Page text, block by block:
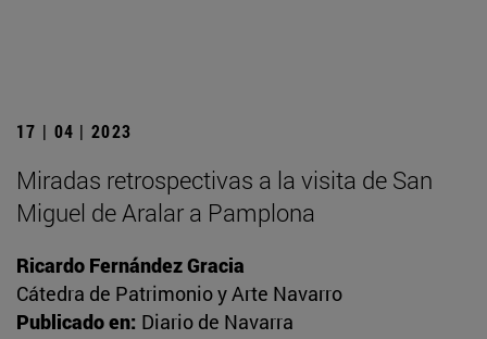
17 | 04 | 2023
Miradas retrospectivas a la visita de San
Miguel de Aralar a Pamplona
Ricardo Fernández Gracia
Cátedra de Patrimonio y Arte Navarro
Publicado en: Diario de Navarra